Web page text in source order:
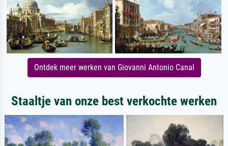
Ontdek meer werken van Giovanni Antonio Canal
Staaltje van onze best verkochte werken